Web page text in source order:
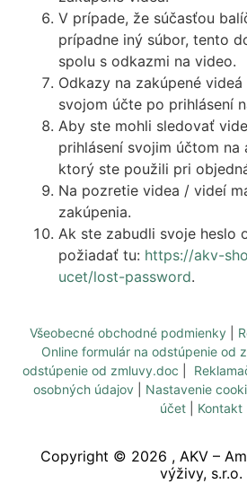
V prípade, že súčasťou
prípadne iný súbor, tento
spolu s odkazmi na video.
Odkazy na zakúpené
svojom účte po prihlásení
Aby ste mohli sledovať
prihlásení svojim účtom na
ktorý ste použili pri
Na pozretie videa / videí
zakúpenia.
Ak ste zabudli svoje heslo
požiadať tu: https://akv-
ucet/lost-password.
Všeobecné obchodné podmienky|
Online formulár na odstúpenie od
odstúpenie od zmluvy.doc
osobných údajov
Nastavenie
účet
Kontakt
Copyright © 2026 , AKV –
výživy, s.r.o.